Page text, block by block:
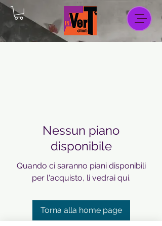
Nessun piano
disponibile
Quando ci saranno piani disponibili
per l'acquisto, li vedrai qui.
Torna alla home page